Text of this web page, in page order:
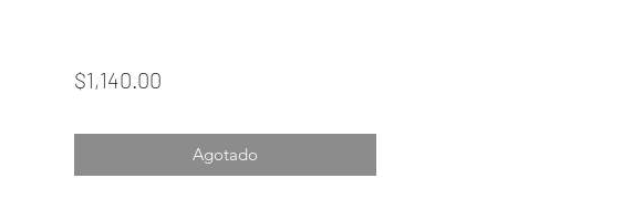
$1,140.00Precio
Agotado